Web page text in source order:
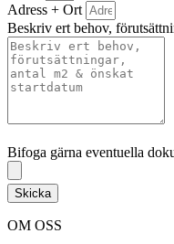
Adress + Ort
Beskriv ert behov,
Bifoga gärna eventuella
Skicka
OM OSS